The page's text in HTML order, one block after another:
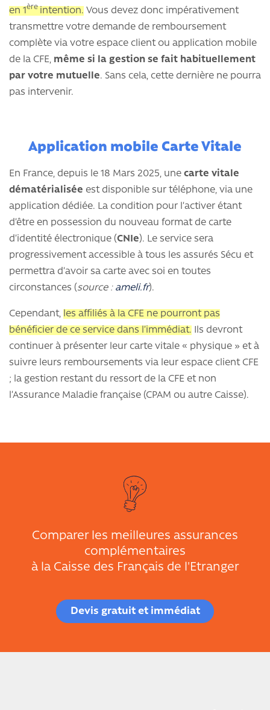
en 1èreintention. Vous devez donc impérativement
transmettre votre demande de remboursement
complète via votre espace client ou application mobile
de la CFE, même si la gestion se fait habituellement
par votre mutuelle. Sans cela, cette dernière ne pourra
pas intervenir.
Application mobile Carte Vitale
En France, depuis le 18 Mars 2025, une carte vitale
dématérialisée est disponible sur téléphone, via une
application dédiée. La condition pour l’activer étant
d’être en possession du nouveau format de carte
d’identité électronique (CNIe). Le service sera
progressivement accessible à tous les assurés Sécu et
permettra d’avoir sa carte avec soi en toutes
circonstances (source : ameli.fr).
Cependant, les affiliés à la CFE ne pourront pas
bénéficier de ce service dans l’immédiat. Ils devront
continuer à présenter leur carte vitale « physique » et à
suivre leurs remboursements via leur espace client CFE
; la gestion restant du ressort de la CFE et non
l’Assurance Maladie française (CPAM ou autre Caisse).
Comparer les meilleures assurances
complémentaires
à la Caisse des Français de l'Etranger
Devis gratuit et immédiat